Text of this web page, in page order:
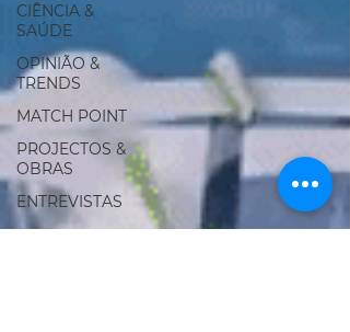
CIÊNCIA &
SAÚDE
OPINIÃO &
TRENDS
MATCH POINT
PROJECTOS &
OBRAS
ENTREVISTAS